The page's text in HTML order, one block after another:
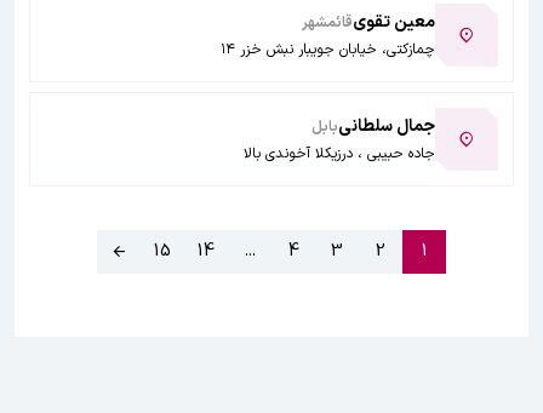
معین تقویقائمشهر
چمازکتی، خیابان جویبار نبش خزر ۱۴
جمال سلطانیبابل
جاده حبیبی ، درزیکلا آخوندی بالا
1
2
3
4
...
14
15